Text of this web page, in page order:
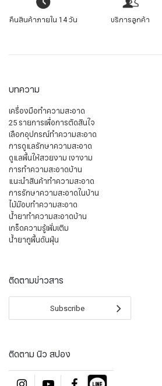
คืนสินค้าภายใน 14 วัน บริการลูกค้า
บทความ
เครื่องมือทำความสะอาด
25 รายการเพื่อการตัดสินใจ
เลือกอุปกรณ์ทำความสะอาด
การดูแลรักษาความสะอาด
ดูแลพื้นให้สวยงาม เงางาม
การทำความสะอาดบ้าน
แนะนำสินค้าทำความสะอาด
การรักษาความสะอาดในบ้าน
ไม้ม๊อบทำความสะอาด
น้ำยาทำความสะอาดบ้าน
เกร็ดความรู้เพิ่มเติม
น้ำยาถูพื้นดันฝุ่น
ติดตามข่าวสาร
Subscribe
ติดตาม นิว สปอง